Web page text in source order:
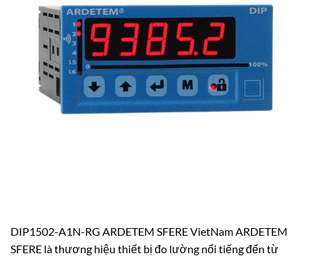
DIP1502-A1N-RG ARDETEM SFERE VietNam ARDETEM
SFERE là thương hiệu thiết bị đo lường nổi tiếng đến từ